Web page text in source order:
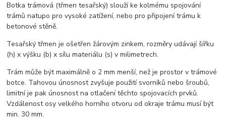
Botka trámová (třmen tesařský) slouží ke kolmému spojování
trámů natupo pro vysoké zatížení, nebo pro připojení trámu k
betonové stěně.
Tesařský třmen je ošetřen žárovým zinkem, rozměry udávají šířku
(h) x výšku (b) x sílu materiálu (s) v milimetrech.
Trám může být maximálně o 2 mm menší, než je prostor v trámové
botce. Tahovou únosnost zvyšuje použití svorníků nebo šroubů,
limitní je pak únosnost na otlačení těchto spojovacích prvků.
Vzdálenost osy velkého horního otvoru od okraje trámu musí být
min. 30 mm.